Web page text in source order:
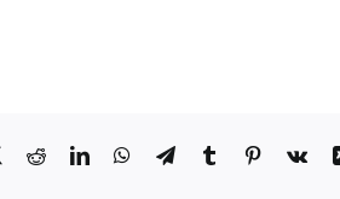
X RedditLinkedInWhatsApp
TelegramTumblr Pinterest
Vk